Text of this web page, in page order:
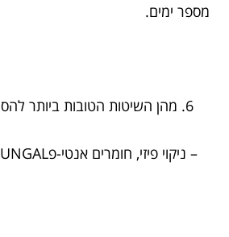
מספר ימים.
מהן השיטות הטובות ביותר
– ניקוי פיזי, חומרים אנטי-פUNGAL וייבוש.